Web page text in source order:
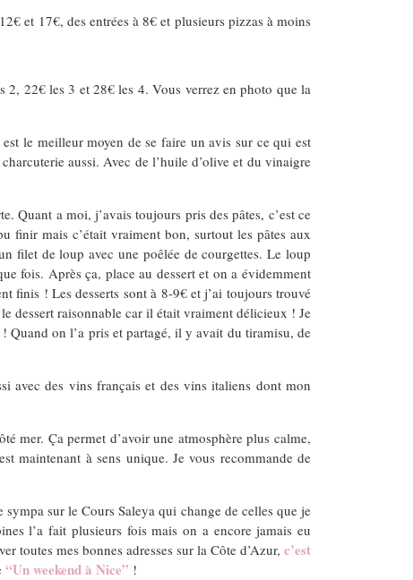
et 17€, des entrées à 8€ et plusieurs pizzas à moins
2, 22€ les 3 et 28€ les 4. Vous verrez en photo que la
le meilleur moyen de se faire un avis sur ce qui est
aussi. Avec de l’huile d’olive et du vinaigre
Quant a moi, j’avais toujours pris des pâtes, c’est ce
finir mais c’était vraiment bon, surtout les pâtes aux
filet de loup avec une poêlée de courgettes. Le loup
fois. Après ça, place au dessert et on a évidemment
finis ! Les desserts sont à 8-9€ et j’ai toujours trouvé
dessert raisonnable car il était vraiment délicieux ! Je
Quand on l’a pris et partagé, il y avait du tiramisu, de
avec des vins français et des vins italiens dont mon
mer. Ça permet d’avoir une atmosphère plus calme,
maintenant à sens unique. Je vous recommande de
sur le Cours Saleya qui change de celles que je
l’a fait plusieurs fois mais on a encore jamais eu
toutes mes bonnes adresses sur la Côte d’Azur, c’est
“Un weekend à Nice” !